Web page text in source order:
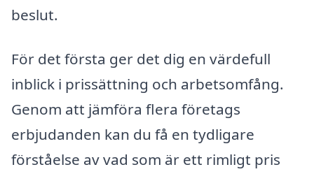
beslut.
För det första ger det dig en värdefull
inblick i prissättning och arbetsomfång.
Genom att jämföra flera företags
erbjudanden kan du få en tydligare
förståelse av vad som är ett rimligt pris